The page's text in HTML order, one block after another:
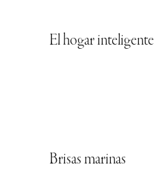
El hogar inteligente
Brisas marinas